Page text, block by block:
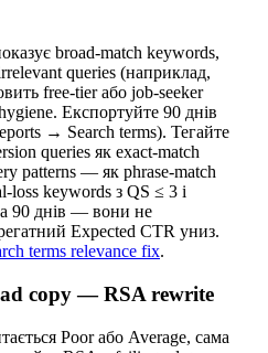
broad-match keywords,
queries (наприклад,
free-tier або job-seeker
Експортуйте 90 днів
→ Search terms). Тегайте
queries як exact-match
patterns — як phrase-match
loss keywords з QS ≤ 3 і
90 днів — вони не
Expected CTR униз.
terms relevance fix.
copy — RSA rewrite
Poor або Average, сама